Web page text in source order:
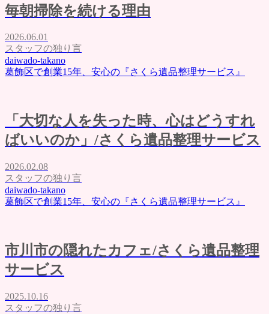
毎朝掃除を続ける理由
2026.06.01
スタッフの独り言
daiwado-takano
葛飾区で創業15年、安心の『さくら遺品整理サービス』
「大切な人を失った時、心はどうすれ
ばいいのか」/さくら遺品整理サービス
2026.02.08
スタッフの独り言
daiwado-takano
葛飾区で創業15年、安心の『さくら遺品整理サービス』
市川市の隠れたカフェ/さくら遺品整理
サービス
2025.10.16
スタッフの独り言